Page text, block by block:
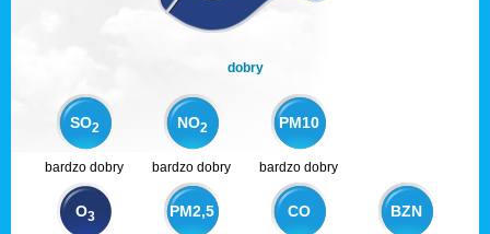
dobry
SO2 NO2 PM10
bardzo dobry bardzo dobry bardzo dobry
O3 PM2,5 CO BZN